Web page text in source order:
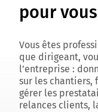
pour
Vous êtes
que dirigeant,
l’entreprise :
sur les chantiers,
gérer les
relances clients,